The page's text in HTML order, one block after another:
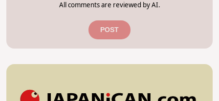
All comments are reviewed by AI.
POST